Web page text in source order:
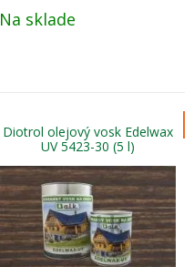
Na sklade
Diotrol olejový vosk Edelwax
UV 5423-30 (5 l)